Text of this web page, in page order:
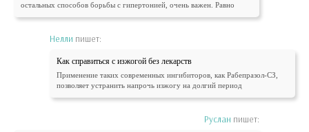
остальных способов борьбы с гипертонией, очень важен. Равно
Нелли пишет:
Как справиться с изжогой без лекарств
Применение таких современных ингибиторов, как Рабепразол-СЗ,
позволяет устранить напрочь изжогу на долгий период
Руслан пишет: